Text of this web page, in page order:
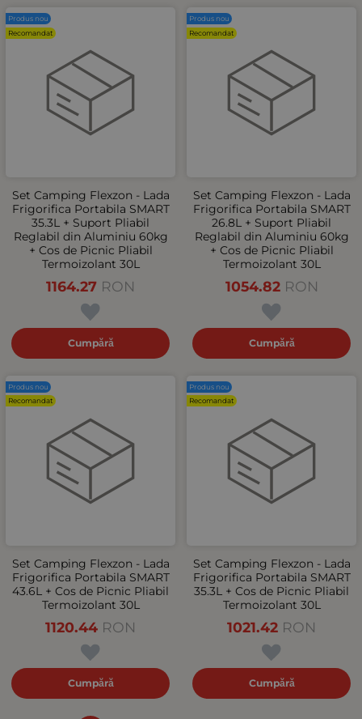
Set Camping Flexzon - Lada
Frigorifica Portabila SMART
35.3L + Suport Pliabil
Reglabil din Aluminiu 60kg
+ Cos de Picnic Pliabil
Termoizolant 30L
1164.27 RON
Cumpără
Produs nou
Recomandat
Set Camping Flexzon - Lada
Frigorifica Portabila SMART
26.8L + Suport Pliabil
Reglabil din Aluminiu 60kg
+ Cos de Picnic Pliabil
Termoizolant 30L
1054.82 RON
Cumpără
Produs nou
Recomandat
Set Camping Flexzon - Lada
Frigorifica Portabila SMART
43.6L + Cos de Picnic Pliabil
Termoizolant 30L
1120.44 RON
Cumpără
Produs nou
Recomandat
Set Camping Flexzon - Lada
Frigorifica Portabila SMART
35.3L + Cos de Picnic Pliabil
Termoizolant 30L
1021.42 RON
Cumpără
Produs nou
Recomandat